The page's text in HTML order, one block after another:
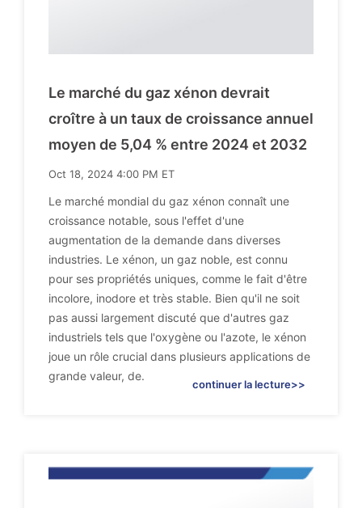
Le marché du gaz xénon devrait
croître à un taux de croissance annuel
moyen de 5,04 % entre 2024 et 2032
Oct 18, 2024 4:00 PM ET
Le marché mondial du gaz xénon connaît une
croissance notable, sous l'effet d'une
augmentation de la demande dans diverses
industries. Le xénon, un gaz noble, est connu
pour ses propriétés uniques, comme le fait d'être
incolore, inodore et très stable. Bien qu'il ne soit
pas aussi largement discuté que d'autres gaz
industriels tels que l'oxygène ou l'azote, le xénon
joue un rôle crucial dans plusieurs applications de
grande valeur, de.
continuer la lecture>>